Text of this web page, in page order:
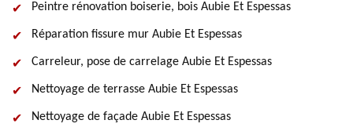
Peintre rénovation boiserie, bois Aubie Et Espessas
Réparation fissure mur Aubie Et Espessas
Carreleur, pose de carrelage Aubie Et Espessas
Nettoyage de terrasse Aubie Et Espessas
Nettoyage de façade Aubie Et Espessas